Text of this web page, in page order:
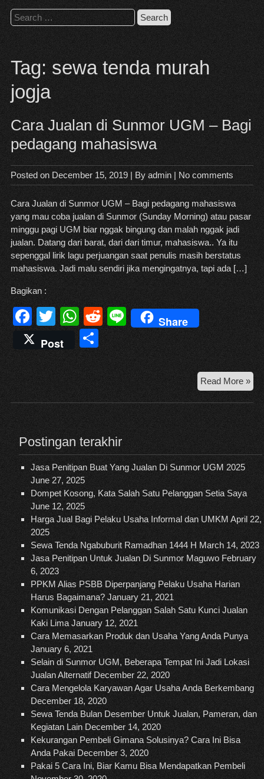
Search
for:
Tag:sewa tenda murah
jogja
Cara Jualan di Sunmor UGM – Bagi
pedagang mahasiswa
Posted on December 15, 2019| By admin| No comments
Cara Jualan di Sunmor UGM – Bagi pedagang mahasiswa
yang mau coba jualan di Sunmor (Sunday Morning) atau pasar
minggu pagi UGM biar nggak bingung dan malah nggak jadi
jualan. Datang dari barat, dari dari timur, mahasiswa.. Ya itu
sepenggal lirik lagu perjuangan saat penulis masih berstatus
mahasiswa. Jadi malu sendiri jika mengingatnya, tapi ada […]
Bagikan :
F
a
c
e
b
o
o
k
T
wi
tt
er
W
h
at
s
p
R
e
d
di
t
Li
n
e
Share
Post
h
ar
e
Read More »
di
–
Postingan terakhir
Jasa Penitipan Buat Yang Jualan Di Sunmor UGM 2025
June 27, 2025
Dompet Kosong, Kata Salah Satu Pelanggan Setia Saya
June 12, 2025
Harga Jual Bagi Pelaku Usaha Informal dan UMKM April 22,
2025
Sewa Tenda Ngabuburit Ramadhan 1444 H March 14, 2023
Jasa Penitipan Untuk Jualan Di Sunmor Maguwo February
6, 2023
PPKM Alias PSBB Diperpanjang Pelaku Usaha Harian
Harus Bagaimana? January 21, 2021
Komunikasi Dengan Pelanggan Salah Satu Kunci Jualan
Kaki Lima January 12, 2021
Cara Memasarkan Produk dan Usaha Yang Anda Punya
January 6, 2021
Selain di Sunmor UGM, Beberapa Tempat Ini Jadi Lokasi
Jualan Alternatif December 22, 2020
Cara Mengelola Karyawan Agar Usaha Anda Berkembang
December 18, 2020
Sewa Tenda Bulan Desember Untuk Jualan, Pameran, dan
Kegiatan Lain December 14, 2020
Kekurangan Pembeli Gimana Solusinya? Cara Ini Bisa
Anda Pakai December 3, 2020
Pakai 5 Cara Ini, Biar Kamu Bisa Mendapatkan Pembeli